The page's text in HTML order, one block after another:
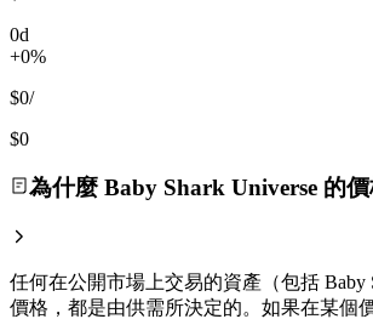
0d
+0%
$0/
$0
為什麼 Baby Shark Universe 的
任何在公開市場上交易的資產（包括 Baby
價格，都是由供需所決定的。如果在某個